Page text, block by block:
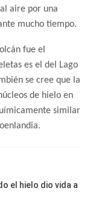
aire por una
mucho tiempo.
fue el
es el del Lago
se cree que la
de hielo en
similar
el hielo dio vida a